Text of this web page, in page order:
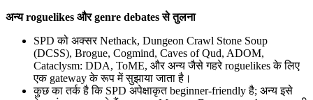
अन्य roguelikes और genre debates से तुलना
SPD को अक्सर Nethack, Dungeon Crawl Stone Soup
(DCSS), Brogue, Cogmind, Caves of Qud, ADOM,
Cataclysm: DDA, ToME, और अन्य जैसे गहरे roguelikes के लिए
एक gateway के रूप में सुझाया जाता है।
कुछ का तर्क है कि SPD अपेक्षाकृत beginner‑friendly है; अन्य इसे